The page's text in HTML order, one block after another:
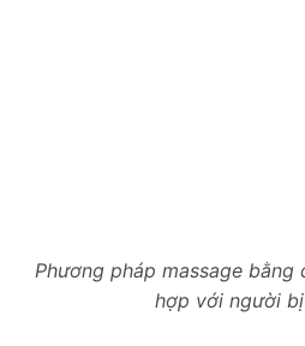
Phương pháp massage bằng
hợp với người